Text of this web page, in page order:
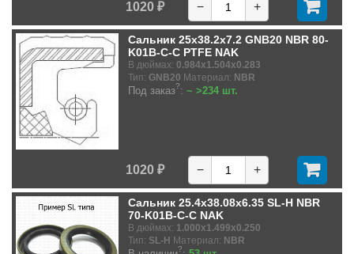
1020 ₽ − +
Сальник 25x38.2x7.2 GNB20 NBR 80-
K01B-C-C PTFE NAK
В дюймах: 0.984x1.504x0.283
Тип: GNB20 Материал: NBR
Под заказ?: ~ >234 шт.
1020 ₽ − +
Сальник 25.4x38.08x6.35 SL-H NBR
70-K01B-C-C NAK
В дюймах: 1.000x1.499x0.250
Тип: SL-H Материал: NBR
?